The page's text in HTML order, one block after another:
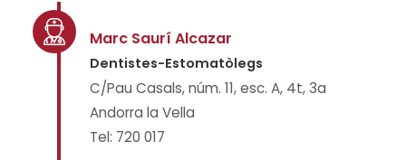
Marc Saurí Alcazar
Dentistes-Estomatòlegs
C/Pau Casals, núm. 11, esc. A, 4t, 3a
Andorra la Vella
Tel: 720 017